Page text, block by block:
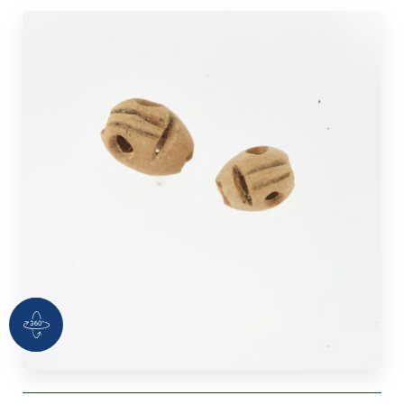
360 Grad Ansicht